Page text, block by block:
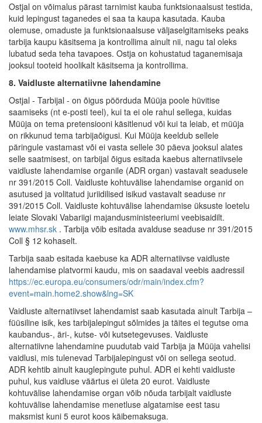
Ostjal on võimalus pärast tarnimist kauba funktsionaalsust testida,
kuid lepingust taganedes ei saa ta kaupa kasutada. Kauba
olemuse, omaduste ja funktsionaalsuse väljaselgitamiseks peaks
tarbija kaupu käsitsema ja kontrollima ainult nii, nagu tal oleks
lubatud seda teha tavapoes. Ostja on kohustatud taganemisaja
jooksul tooteid hoolikalt käsitsema ja kontrollima.
8. Vaidluste alternatiivne lahendamine
Ostjal - Tarbijal - on õigus pöörduda Müüja poole hüvitise
saamiseks (nt e-posti teel), kui ta ei ole rahul sellega, kuidas
Müüja on tema pretensiooni käsitlenud või kui ta leiab, et müüja
on rikkunud tema tarbijaõigusi. Kui Müüja keeldub sellele
päringule vastamast või ei vasta sellele 30 päeva jooksul alates
selle saatmisest, on tarbijal õigus esitada kaebus alternatiivsele
vaidluste lahendamise organile (ADR organ) vastavalt seadusele
nr 391/2015 Coll. Vaidluste kohtuvälise lahendamise organid on
asutused ja volitatud juriidilised isikud vastavalt seaduse nr
391/2015 Coll. Vaidluste kohtuvälise lahendamise üksuste loetelu
leiate Slovaki Vabariigi majandusministeeriumi veebisaidilt.
www.mhsr.sk . Tarbija võib esitada avalduse seaduse nr 391/2015
Coll § 12 kohaselt.
Tarbija saab esitada kaebuse ka ADR alternatiivse vaidluste
lahendamise platvormi kaudu, mis on saadaval veebis aadressil
https://ec.europa.eu/consumers/odr/main/index.cfm?
event=main.home2.show&lng=SK
Vaidluste alternatiivset lahendamist saab kasutada ainult Tarbija –
füüsiline isik, kes tarbijalepingut sõlmides ja täites ei tegutse oma
kaubandus-, äri-, kutse- või kutsetegevuses. Vaidluste
alternatiivne lahendamine puudutab vaid Tarbija ja Müüja vahelisi
vaidlusi, mis tulenevad Tarbijalepingust või on sellega seotud.
ADR kehtib ainult kauglepingute puhul. ADR ei kehti vaidluste
puhul, kus vaidluse väärtus ei ületa 20 eurot. Vaidluste
kohtuvälise lahendamise organ võib nõuda tarbijalt vaidluste
kohtuvälise lahendamise menetluse algatamise eest tasu
maksmist kuni 5 eurot koos käibemaksuga.